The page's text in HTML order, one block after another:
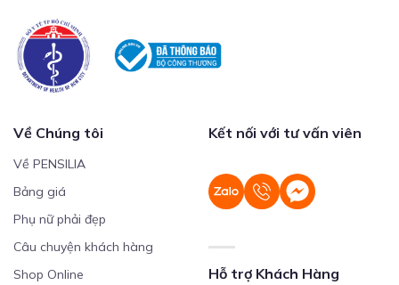
Về Chúng tôi
Về PENSILIA
Bảng giá
Phụ nữ phải đẹp
Câu chuyện khách hàng
Shop Online
Kết nối với tư vấn viên
Hỗ trợ Khách Hàng